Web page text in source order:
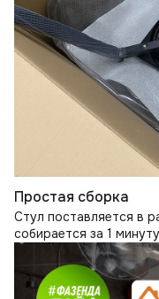
Простая сборка
Стул поставляется в
собирается за 1